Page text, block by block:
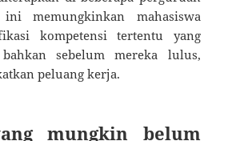
memungkinkan mahasiswa
kompetensi tertentu yang
sebelum mereka lulus,
peluang kerja.
mungkin belum